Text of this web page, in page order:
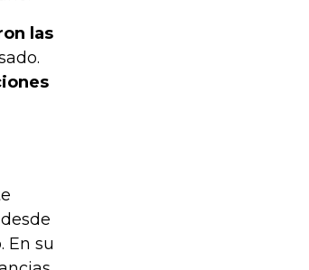
las
En su